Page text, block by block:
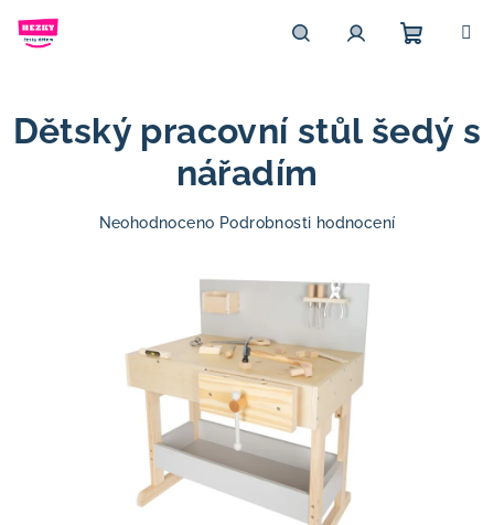
obsah
košík
Dětský pracovní stůl šedý s
nářadím
Průměrné
Neohodnoceno Podrobnosti hodnocení